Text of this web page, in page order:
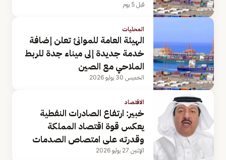
قبل 5 يوم
المحليات
الهيئة العامة للموانئ تعلن إضافة
خدمة جديدة إلى ميناء جدة للربط
الملاحي مع الصين
الخميس 30 يوليو 2026
الاقتصاد
خبير: ارتفاع الصادرات النفطية
يعكس قوة اقتصاد المملكة
وقدرته على امتصاص الصدمات
الإثنين 27 يوليو 2026